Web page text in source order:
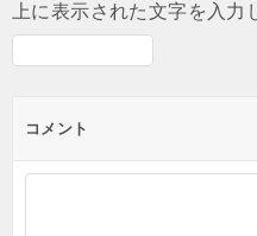
上に表示された文字を入力
コメント